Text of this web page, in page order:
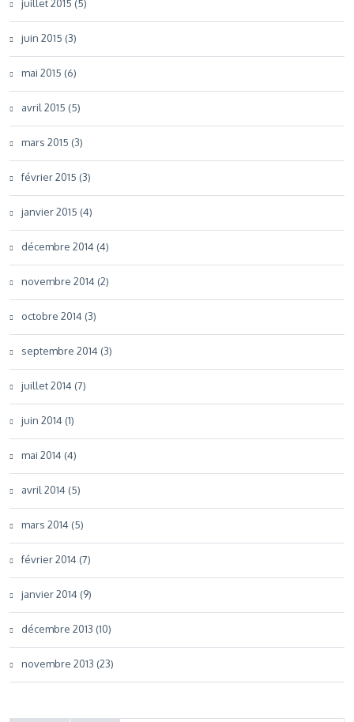
juillet 2015 (5)
juin 2015 (3)
mai 2015 (6)
avril 2015 (5)
mars 2015 (3)
février 2015 (3)
janvier 2015 (4)
décembre 2014 (4)
novembre 2014 (2)
octobre 2014 (3)
septembre 2014 (3)
juillet 2014 (7)
juin 2014 (1)
mai 2014 (4)
avril 2014 (5)
mars 2014 (5)
février 2014 (7)
janvier 2014 (9)
décembre 2013 (10)
novembre 2013 (23)